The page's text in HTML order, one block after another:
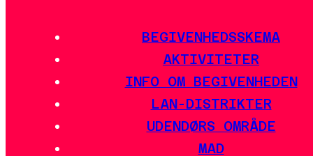
BEGIVENHEDSSKEMA
AKTIVITETER
INFO OM BEGIVENHEDEN
LAN-DISTRIKTER
UDENDØRS OMRÅDE
MAD